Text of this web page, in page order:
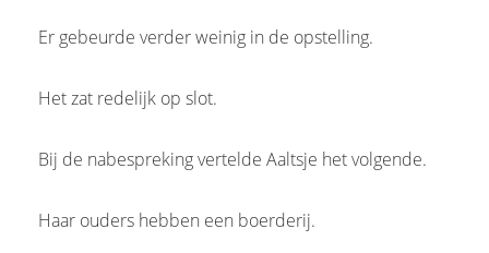
Er gebeurde verder weinig in de opstelling.
Het zat redelijk op slot.
Bij de nabespreking vertelde Aaltsje het volgende.
Haar ouders hebben een boerderij.